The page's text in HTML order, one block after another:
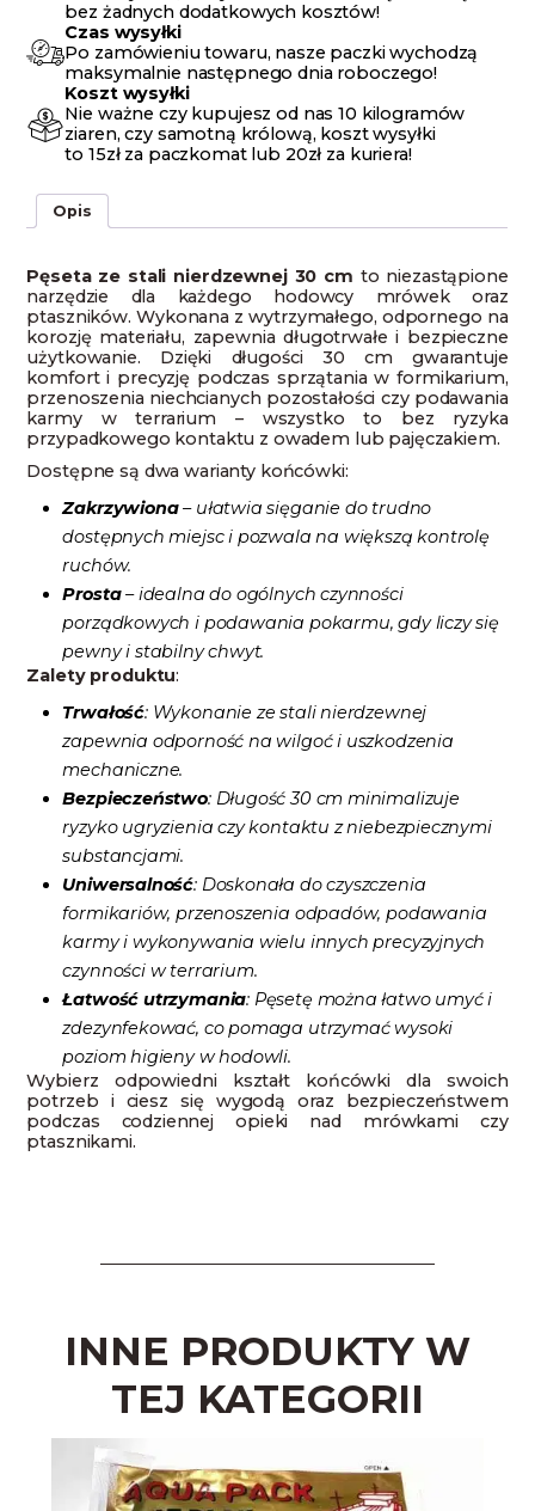
bez żadnych dodatkowych kosztów!
Czas wysyłki
Po zamówieniu towaru, nasze paczki wychodzą
maksymalnie następnego dnia roboczego!
Koszt wysyłki
Nie ważne czy kupujesz od nas 10 kilogramów
ziaren, czy samotną królową, koszt wysyłki
to 15zł za paczkomat lub 20zł za kuriera!
Opis
Pęseta ze stali nierdzewnej 30 cm to niezastąpione
narzędzie dla każdego hodowcy mrówek oraz
ptaszników. Wykonana z wytrzymałego, odpornego na
korozję materiału, zapewnia długotrwałe i bezpieczne
użytkowanie. Dzięki długości 30 cm gwarantuje
komfort i precyzję podczas sprzątania w formikarium,
przenoszenia niechcianych pozostałości czy podawania
karmy w terrarium – wszystko to bez ryzyka
przypadkowego kontaktu z owadem lub pajęczakiem.
Dostępne są dwa warianty końcówki:
Zakrzywiona– ułatwia sięganie do trudno
dostępnych miejsc i pozwala na większą kontrolę
ruchów.
Prosta– idealna do ogólnych czynności
porządkowych i podawania pokarmu, gdy liczy się
pewny i stabilny chwyt.
Zalety produktu:
Trwałość: Wykonanie ze stali nierdzewnej
zapewnia odporność na wilgoć i uszkodzenia
mechaniczne.
Bezpieczeństwo: Długość 30 cm minimalizuje
ryzyko ugryzienia czy kontaktu z niebezpiecznymi
substancjami.
Uniwersalność: Doskonała do czyszczenia
formikariów, przenoszenia odpadów, podawania
karmy i wykonywania wielu innych precyzyjnych
czynności w terrarium.
Łatwość utrzymania: Pęsetę można łatwo umyć i
zdezynfekować, co pomaga utrzymać wysoki
poziom higieny w hodowli.
Wybierz odpowiedni kształt końcówki dla swoich
potrzeb i ciesz się wygodą oraz bezpieczeństwem
podczas codziennej opieki nad mrówkami czy
ptasznikami.
INNE PRODUKTY W
TEJ KATEGORII